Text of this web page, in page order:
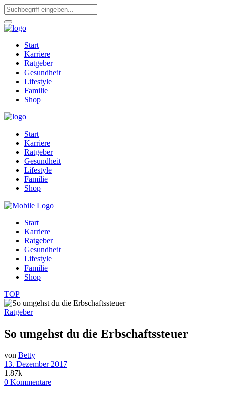
Start
Karriere
Ratgeber
Gesundheit
Lifestyle
Familie
Shop
Start
Karriere
Ratgeber
Gesundheit
Lifestyle
Familie
Shop
Start
Karriere
Ratgeber
Gesundheit
Lifestyle
Familie
Shop
TOP
Ratgeber
So umgehst du die Erbschaftssteuer
von Betty
13. Dezember 2017
1.87k
0 Kommentare